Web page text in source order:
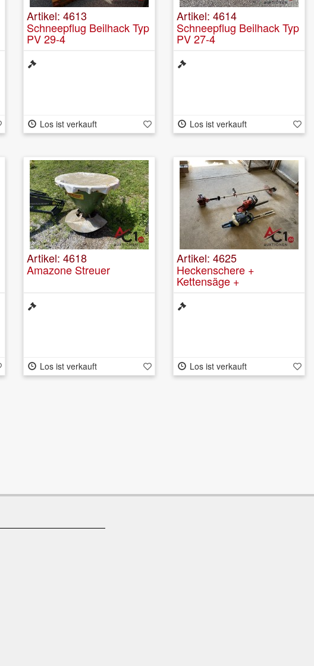
Artikel: 4613
Schneepflug Beilhack Typ
PV 29-4
Los ist verkauft
Artikel: 4614
Schneepflug Beilhack Typ
PV 27-4
Los ist verkauft
Artikel: 4618
Amazone Streuer
Los ist verkauft
Artikel: 4625
Heckenschere +
Kettensäge +
Freischneider
Los ist verkauft